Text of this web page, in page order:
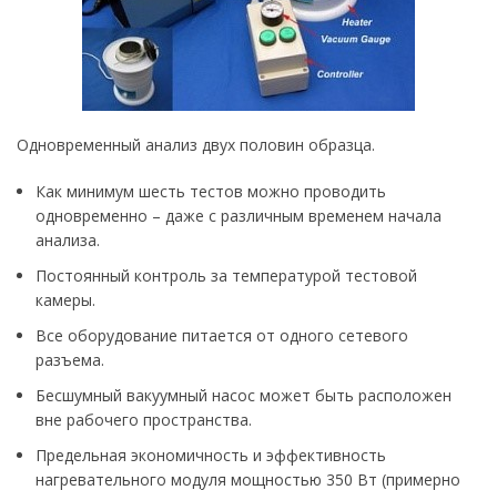
Одновременный анализ двух половин образца.
Как минимум шесть тестов можно проводить
одновременно – даже с различным временем начала
анализа.
Постоянный контроль за температурой тестовой
камеры.
Все оборудование питается от одного сетевого
разъема.
Бесшумный вакуумный насос может быть расположен
вне рабочего пространства.
Предельная экономичность и эффективность
нагревательного модуля мощностью 350 Вт (примерно